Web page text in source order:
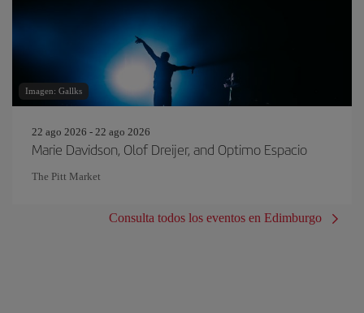
Imagen: Gallks
22 ago 2026 - 22 ago 2026
Marie Davidson, Olof Dreijer, and Optimo Espacio
The Pitt Market
Consulta todos los eventos en Edimburgo